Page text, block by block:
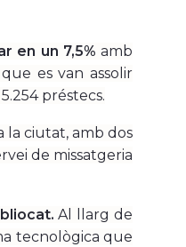
en un 7,5% amb
es van assolir
préstecs.
la ciutat, amb dos
de missatgeria
Al llarg de
tecnològica que